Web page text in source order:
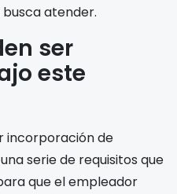
atender.
ser
este
incorporación de
serie de requisitos que
que el empleador